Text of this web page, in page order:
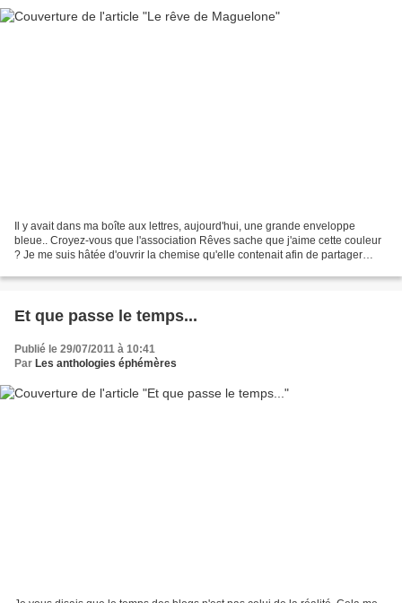
Il y avait dans ma boîte aux lettres, aujourd'hui, une grande enveloppe
bleue.. Croyez-vous que l'association Rêves sache que j'aime cette couleur
? Je me suis hâtée d'ouvrir la chemise qu'elle contenait afin de partager
Et que passe le temps...
Publié le 29/07/2011 à 10:41
Par Les anthologies éphémères